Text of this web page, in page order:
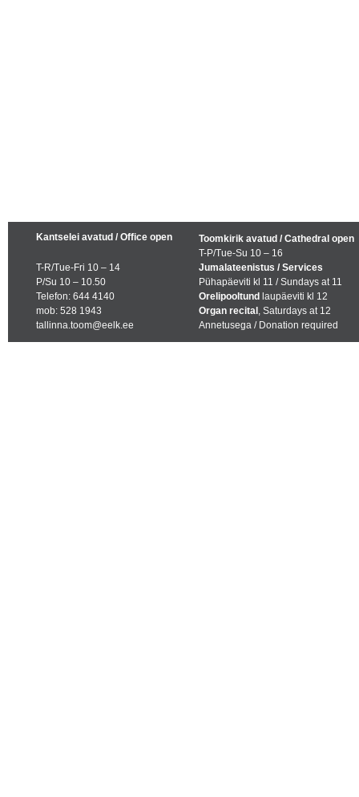
Kantselei avatud / Office open
T-R/Tue-Fri 10 – 14
P/Su 10 – 10.50
Telefon: 644 4140
mob: 528 1943
tallinna.toom@eelk.ee
Toomkirik avatud / Cathedral open
T-P/Tue-Su 10 – 16
Jumalateenistus / Services
Pühapäeviti kl 11 / Sundays at 11
Orelipooltund laupäeviti kl 12
Organ recital , Saturdays at 12
Annetusega / Donation required